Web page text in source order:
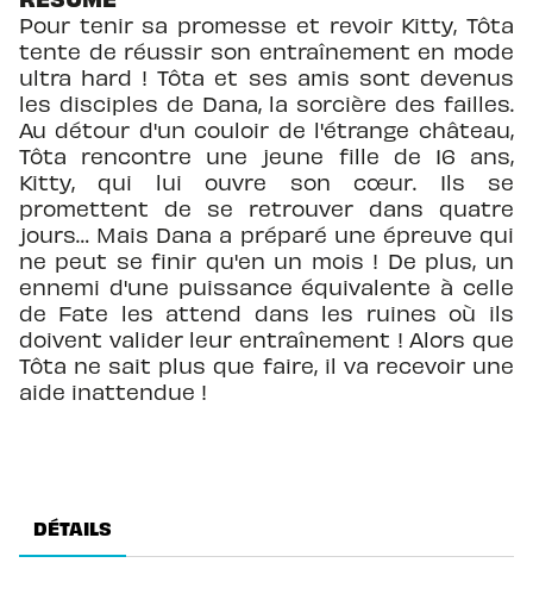
Pour tenir sa promesse et revoir Kitty, Tôta
tente de réussir son entraînement en mode
ultra hard ! Tôta et ses amis sont devenus
les disciples de Dana, la sorcière des failles.
Au détour d'un couloir de l'étrange château,
Tôta rencontre une jeune fille de 16 ans,
Kitty, qui lui ouvre son cœur. Ils se
promettent de se retrouver dans quatre
jours… Mais Dana a préparé une épreuve qui
ne peut se finir qu'en un mois ! De plus, un
ennemi d'une puissance équivalente à celle
de Fate les attend dans les ruines où ils
doivent valider leur entraînement ! Alors que
Tôta ne sait plus que faire, il va recevoir une
aide inattendue !
DÉTAILS